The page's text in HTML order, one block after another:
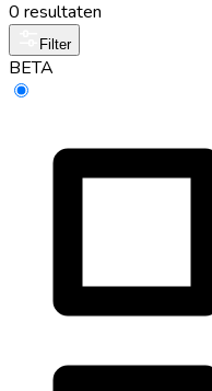
0 resultaten
Filter
BETA